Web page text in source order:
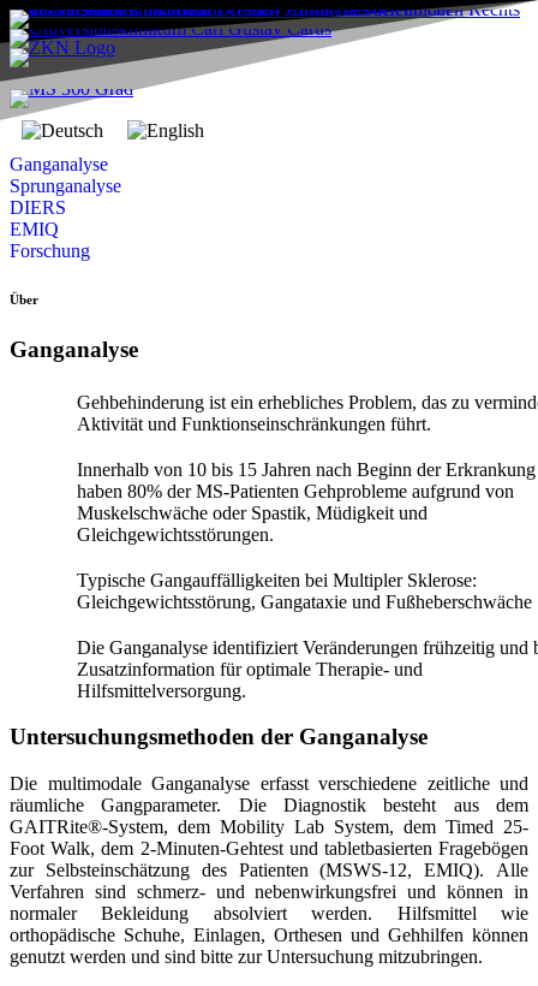
Ganganalyse
Sprunganalyse
DIERS
EMIQ
Forschung
Über
Ganganalyse
Gehbehinderung ist ein erhebliches Problem, das zu
Aktivität und Funktionseinschränkungen führt.
Innerhalb von 10 bis 15 Jahren nach Beginn der Erkrankung
haben 80% der MS-Patienten Gehprobleme aufgrund von
Muskelschwäche oder Spastik, Müdigkeit und
Gleichgewichtsstörungen.
Typische Gangauffälligkeiten bei Multipler Sklerose:
Gleichgewichtsstörung, Gangataxie und Fußheberschwäche
Die Ganganalyse identifiziert Veränderungen frühzeitig und
Zusatzinformation für optimale Therapie- und
Hilfsmittelversorgung.
Untersuchungsmethoden der Ganganalyse
Die multimodale Ganganalyse erfasst verschiedene zeitliche und
räumliche Gangparameter. Die Diagnostik besteht aus dem
GAITRite®-System, dem Mobility Lab System, dem Timed 25-
Foot Walk, dem 2-Minuten-Gehtest und tabletbasierten Fragebögen
zur Selbsteinschätzung des Patienten (MSWS-12, EMIQ). Alle
Verfahren sind schmerz- und nebenwirkungsfrei und können in
normaler Bekleidung absolviert werden. Hilfsmittel wie
orthopädische Schuhe, Einlagen, Orthesen und Gehhilfen können
genutzt werden und sind bitte zur Untersuchung mitzubringen.